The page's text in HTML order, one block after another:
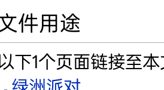
件用途
下1个页面链接至